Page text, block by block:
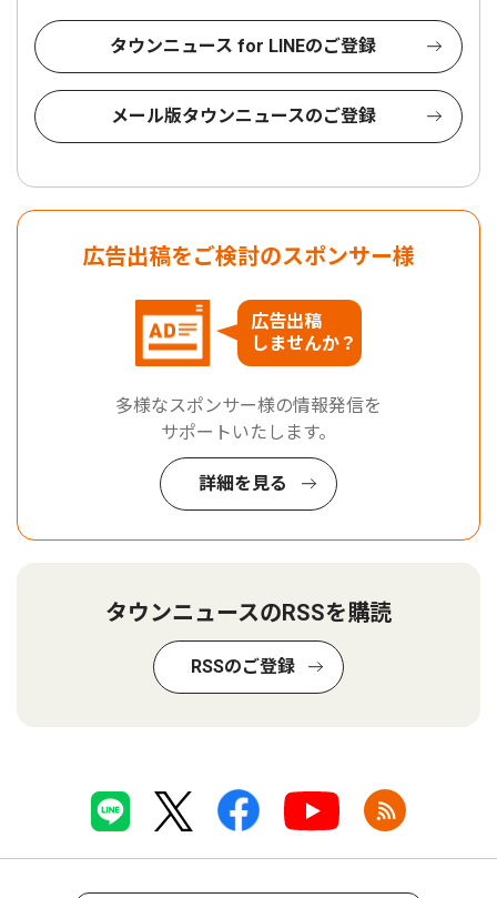
タウンニュース for LINEのご登録
メール版タウンニュースのご登録
広告出稿をご検討のスポンサー様
広告出稿
しませんか？
多様なスポンサー様の情報発信を
サポートいたします。
詳細を見る
タウンニュースのRSSを購読
RSSのご登録